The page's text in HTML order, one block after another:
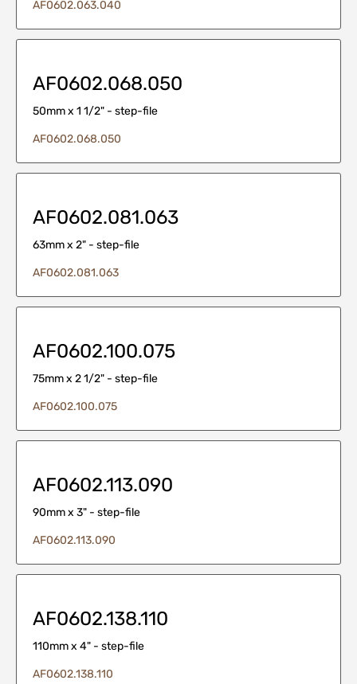
AF0602.063.040
AF0602.068.050
50mm x 1 1/2" - step-file
AF0602.068.050
AF0602.081.063
63mm x 2" - step-file
AF0602.081.063
AF0602.100.075
75mm x 2 1/2" - step-file
AF0602.100.075
AF0602.113.090
90mm x 3" - step-file
AF0602.113.090
AF0602.138.110
110mm x 4" - step-file
AF0602.138.110